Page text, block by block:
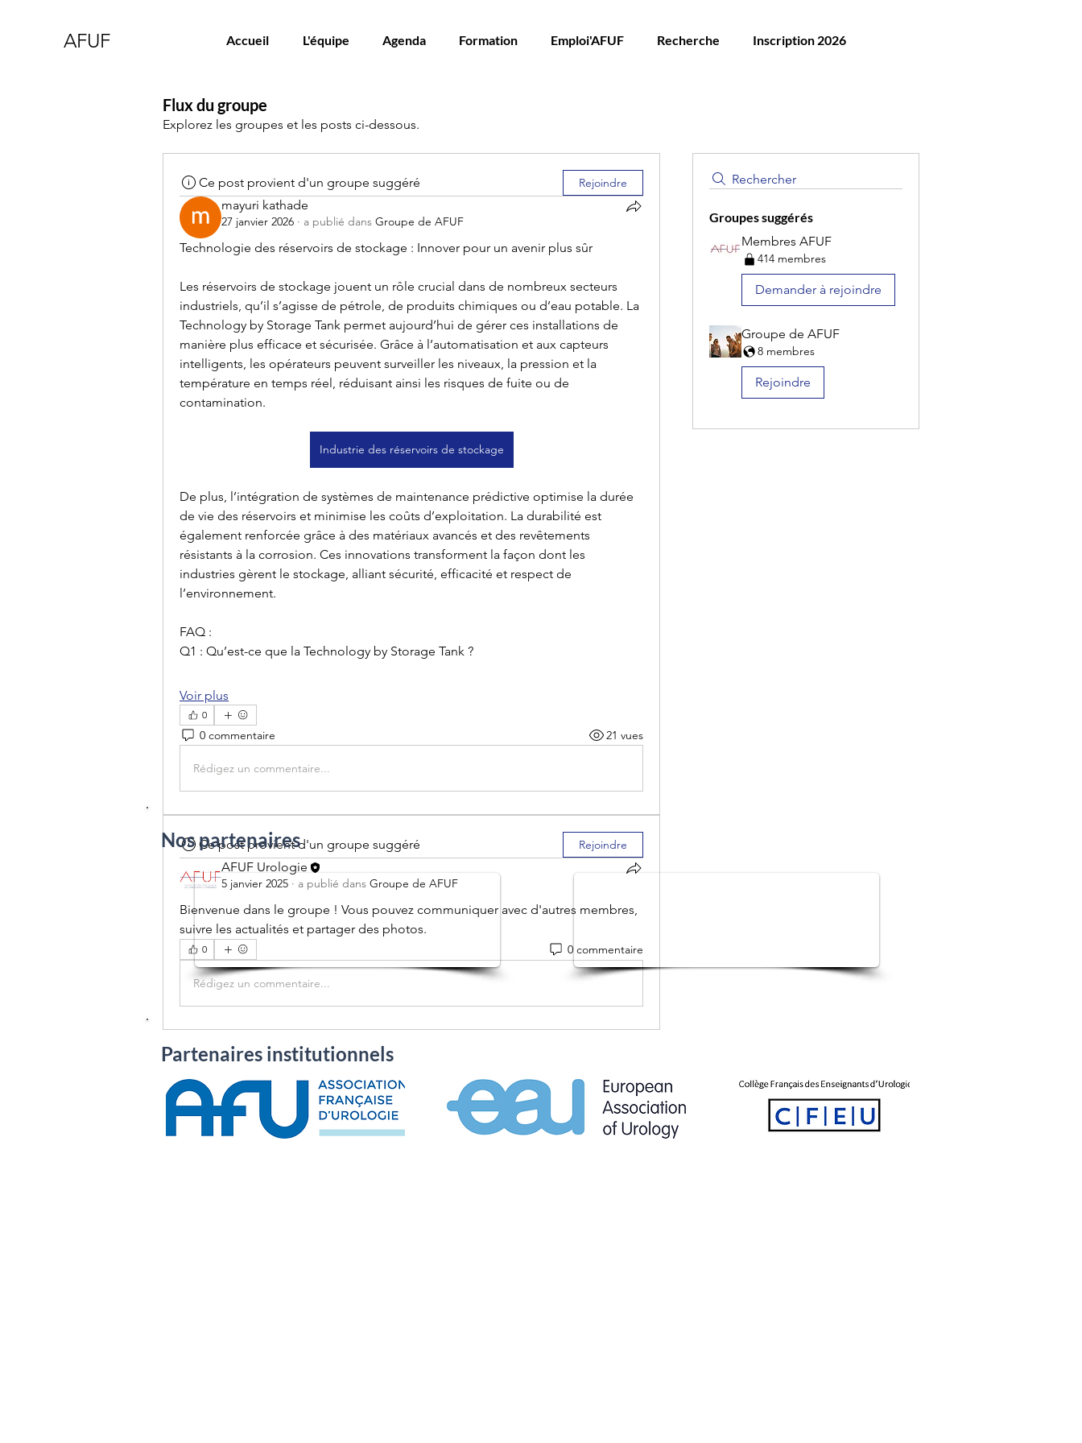
AFUF Accueil L'équipe Agenda Formation Emploi'AFUF Recherche Inscription 2026
Flux du groupe
Explorez les groupes et les posts ci-dessous.
Rechercher
Groupes suggérés
Membres AFUF
414 membres
Demander à rejoindre
Groupe de AFUF
8 membres
Rejoindre
Ce post provient d'un groupe suggéré Rejoindre
mayuri kathade
27 janvier 2026 · a publié dans Groupe de AFUF
Technologie des réservoirs de stockage : Innover pour un avenir plus sûr
Les réservoirs de stockage jouent un rôle crucial dans de nombreux secteurs
industriels, qu’il s’agisse de pétrole, de produits chimiques ou d’eau potable. La
Technology by Storage Tank permet aujourd’hui de gérer ces installations de
manière plus efficace et sécurisée. Grâce à l’automatisation et aux capteurs
intelligents, les opérateurs peuvent surveiller les niveaux, la pression et la
température en temps réel, réduisant ainsi les risques de fuite ou de
contamination.
Industrie des réservoirs de stockage
De plus, l’intégration de systèmes de maintenance prédictive optimise la durée
de vie des réservoirs et minimise les coûts d’exploitation. La durabilité est
également renforcée grâce à des matériaux avancés et des revêtements
résistants à la corrosion. Ces innovations transforment la façon dont les
industries gèrent le stockage, alliant sécurité, efficacité et respect de
l’environnement.
FAQ :
Q1 : Qu’est-ce que la Technology by Storage Tank ?
Voir plus
0
0 commentaire 21 vues
Rédigez un commentaire...
Ce post provient d'un groupe suggéré Rejoindre
AFUF Urologie
5 janvier 2025 · a publié dans Groupe de AFUF
Bienvenue dans le groupe ! Vous pouvez communiquer avec d'autres membres,
suivre les actualités et partager des photos.
0 0 commentaire
Rédigez un commentaire...
Nos partenaires
Partenaires institutionnels